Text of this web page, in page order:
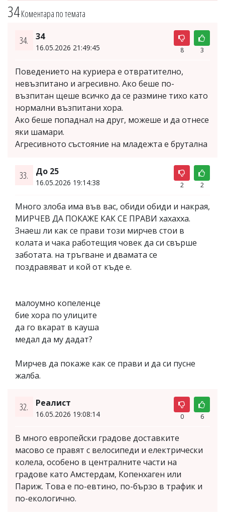
34Коментара по темата
34. 34
16.05.2026 21:49:45 8 3
Поведението на куриера е отвратително,
невъзпитано и агресивно. Ако беше по-
възпитан щеше всичко да се размине тихо като
нормални възпитани хора.
Ако беше попаднал на друг, можеше и да отнесе
яки шамари.
Агресивното състояние на младежта е брутална
33. До 25
16.05.2026 19:14:38 2 2
Много злоба има във вас, обиди обиди и накрая,
МИРЧЕВ ДА ПОКАЖЕ КАК СЕ ПРАВИ хахахха.
Знаеш ли как се прави този мирчев стои в
колата и чака работещия човек да си свърше
заботата. на тръгване и двамата се
поздравяват и кой от къде е.
малоумно копеленце
бие хора по улиците
да го вкарат в кауша
медал да му дадат?
Мирчев да покаже как се прави и да си пусне
жалба.
32. Реалист
16.05.2026 19:08:14 0 6
В много европейски градове доставките
масово се правят с велосипеди и електрически
колела, особено в централните части на
градове като Амстердам, Копенхаген или
Париж. Това е по-евтино, по-бързо в трафик и
по-екологично.